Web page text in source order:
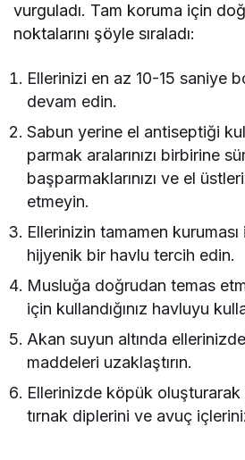
vurguladı. Tam koruma için
noktalarını şöyle sıraladı:
Ellerinizi en az 10-15 saniye
devam edin.
Sabun yerine el antiseptiği
parmak aralarınızı birbirine
başparmaklarınızı ve el
etmeyin.
Ellerinizin tamamen
hijyenik bir havlu tercih edin.
Musluğa doğrudan temas
için kullandığınız havluyu
Akan suyun altında
maddeleri uzaklaştırın.
Ellerinizde köpük oluşturarak
tırnak diplerini ve avuç